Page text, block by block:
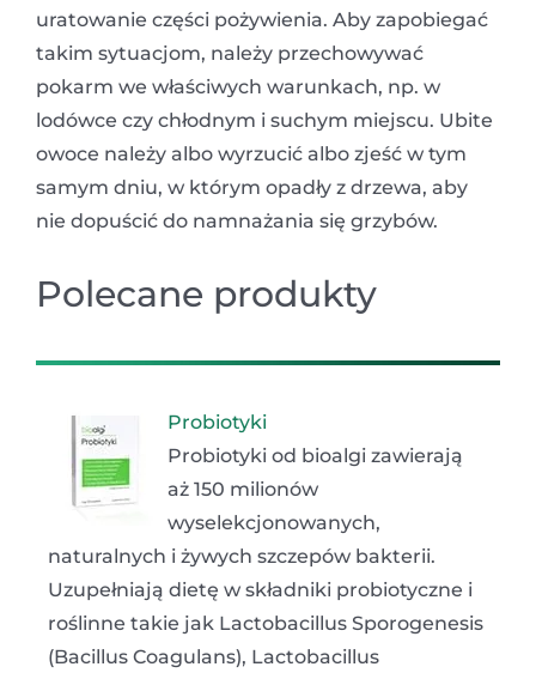
uratowanie części pożywienia. Aby zapobiegać
takim sytuacjom, należy przechowywać
pokarm we właściwych warunkach, np. w
lodówce czy chłodnym i suchym miejscu. Ubite
owoce należy albo wyrzucić albo zjeść w tym
samym dniu, w którym opadły z drzewa, aby
nie dopuścić do namnażania się grzybów.
Polecane produkty
Probiotyki
Probiotyki od bioalgi zawierają
aż 150 milionów
wyselekcjonowanych,
naturalnych i żywych szczepów bakterii.
Uzupełniają dietę w składniki probiotyczne i
roślinne takie jak Lactobacillus Sporogenesis
(Bacillus Coagulans), Lactobacillus